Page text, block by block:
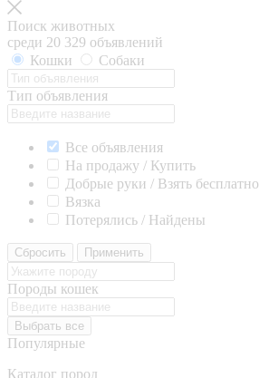
Поиск животных
среди 20 329 объявлений
Кошки
Собаки
Тип объявления
Все объявления
На продажу / Купить
Добрые руки / Взять бесплатно
Вязка
Потерялись / Найдены
Сбросить Применить
Породы кошек
Выбрать все
Популярные
Каталог пород